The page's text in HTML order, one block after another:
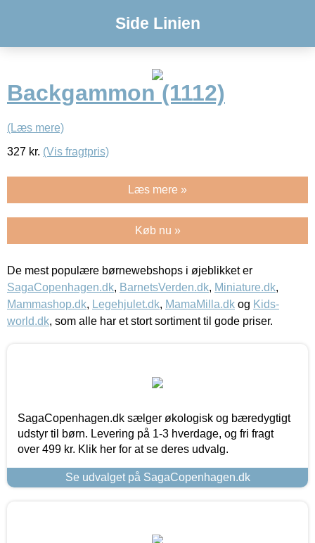
Side Linien
Backgammon (1112)
(Læs mere)
327 kr. (Vis fragtpris)
Læs mere »
Køb nu »
De mest populære børnewebshops i øjeblikket er
SagaCopenhagen.dk, BarnetsVerden.dk, Miniature.dk,
Mammashop.dk, Legehjulet.dk, MamaMilla.dk og Kids-
world.dk, som alle har et stort sortiment til gode priser.
SagaCopenhagen.dk sælger økologisk og bæredygtigt
udstyr til børn. Levering på 1-3 hverdage, og fri fragt
over 499 kr. Klik her for at se deres udvalg.
Se udvalget på SagaCopenhagen.dk